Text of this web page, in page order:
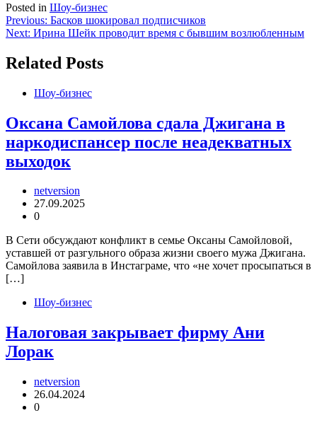
Posted in Шоу-бизнес
Навигация
по
записям
Previous: Басков шокировал подписчиков
Next: Ирина Шейк проводит время с бывшим возлюбленным
Related Posts
Шоу-бизнес
Оксана Самойлова сдала Джигана в
наркодиспансер после неадекватных
выходок
netversion
27.09.2025
0
В Сети обсуждают конфликт в семье Оксаны Самойловой,
уставшей от разгульного образа жизни своего мужа Джигана.
Самойлова заявила в Инстаграме, что «не хочет просыпаться в
[…]
Шоу-бизнес
Налоговая закрывает фирму Ани
Лорак
netversion
26.04.2024
0